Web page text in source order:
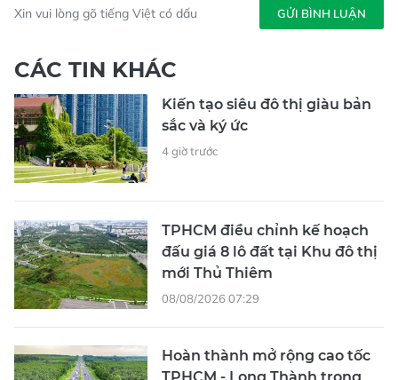
Xin vui lòng gõ tiếng Việt có dấu GỬI BÌNH LUẬN
CÁC TIN KHÁC
Kiến tạo siêu đô thị giàu bản
sắc và ký ức
4 giờ trước
TPHCM điều chỉnh kế hoạch
đấu giá 8 lô đất tại Khu đô thị
mới Thủ Thiêm
08/08/2026 07:29
Hoàn thành mở rộng cao tốc